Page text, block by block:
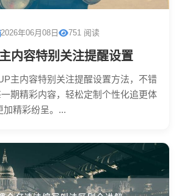
2026年06月08日 751 阅读
内容特别关注提醒设置
主内容特别关注提醒设置方法，不错
期精彩内容，轻松定制个性化追更体
加精彩纷呈。...